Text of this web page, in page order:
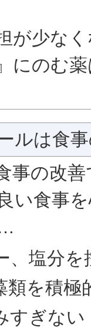
が少な
にのむ
ルは食
事の改
い食事
、塩分
類を積極
すぎない